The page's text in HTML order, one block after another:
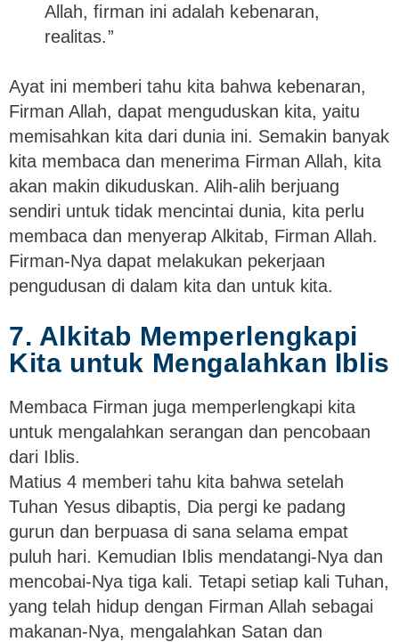
Allah, firman ini adalah kebenaran,
realitas.”
Ayat ini memberi tahu kita bahwa kebenaran,
Firman Allah, dapat menguduskan kita, yaitu
memisahkan kita dari dunia ini. Semakin banyak
kita membaca dan menerima Firman Allah, kita
akan makin dikuduskan. Alih-alih berjuang
sendiri untuk tidak mencintai dunia, kita perlu
membaca dan menyerap Alkitab, Firman Allah.
Firman-Nya dapat melakukan pekerjaan
pengudusan di dalam kita dan untuk kita.
7. Alkitab Memperlengkapi
Kita untuk Mengalahkan Iblis
Membaca Firman juga memperlengkapi kita
untuk mengalahkan serangan dan pencobaan
dari Iblis.
Matius 4 memberi tahu kita bahwa setelah
Tuhan Yesus dibaptis, Dia pergi ke padang
gurun dan berpuasa di sana selama empat
puluh hari. Kemudian Iblis mendatangi-Nya dan
mencobai-Nya tiga kali. Tetapi setiap kali Tuhan,
yang telah hidup dengan Firman Allah sebagai
makanan-Nya, mengalahkan Satan dan